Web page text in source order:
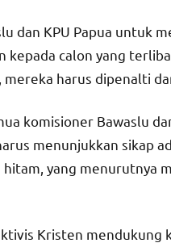
dan KPU Papua untuk
kepada calon yang
harus dipenalti
komisioner Bawaslu
menunjukkan sikap
yang menurutnya
Kristen